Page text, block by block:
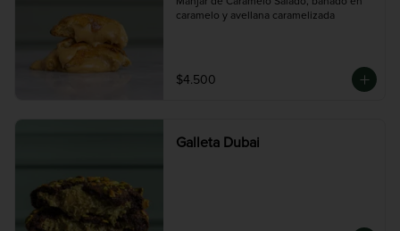
caramelo y avellana caramelizada
$4.500
Galleta Dubai